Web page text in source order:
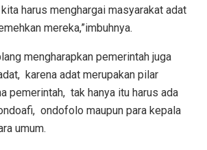
harus menghargai masyarakat adat
mereka,”imbuhnya.
mengharapkan pemerintah juga
karena adat merupakan pilar
pemerintah, tak hanya itu harus ada
ondofolo maupun para kepala
umum.